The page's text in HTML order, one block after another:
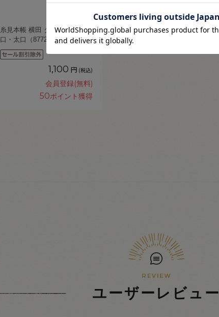
糸見本帳 横田 ダルマ家庭糸 細
口・太口（8772） 08Ab99j
1,100 円 (税込)
会員登録(無料)
50ポイント獲得
ユーザーレビュー